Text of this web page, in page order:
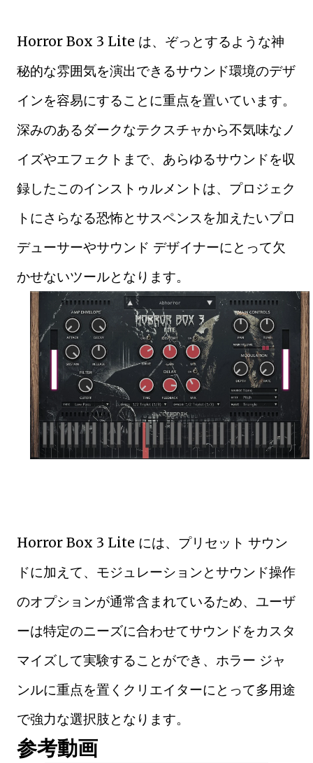
Horror Box 3 Lite は、ぞっとするような神
秘的な雰囲気を演出できるサウンド環境のデザ
インを容易にすることに重点を置いています。
深みのあるダークなテクスチャから不気味なノ
イズやエフェクトまで、あらゆるサウンドを収
録したこのインストゥルメントは、プロジェク
トにさらなる恐怖とサスペンスを加えたいプロ
デューサーやサウンド デザイナーにとって欠
かせないツールとなります。
Horror Box 3 Lite には、プリセット サウン
ドに加えて、モジュレーションとサウンド操作
のオプションが通常含まれているため、ユーザ
ーは特定のニーズに合わせてサウンドをカスタ
マイズして実験することができ、ホラー ジャ
ンルに重点を置くクリエイターにとって多用途
で強力な選択肢となります。
参考動画